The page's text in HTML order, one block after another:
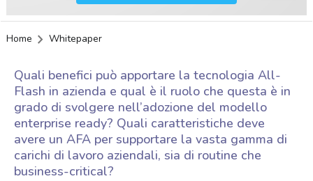
Home Whitepaper
Quali benefici può apportare la tecnologia All-
Flash in azienda e qual è il ruolo che questa è in
grado di svolgere nell’adozione del modello
enterprise ready? Quali caratteristiche deve
avere un AFA per supportare la vasta gamma di
carichi di lavoro aziendali, sia di routine che
business-critical?